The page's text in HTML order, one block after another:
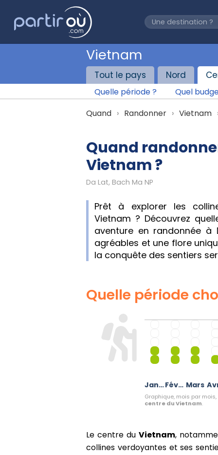
Vietnam
Tout le pays Nord
Quelle période ? Quel
Quand Randonner Vietnam
Quand
Vietnam ?
Da Lat, Bach Ma NP
Prêt à explorer les
Vietnam ? Découvrez
aventure en randonnée à
agréables et une flore
la conquête des sentiers
Quelle période
Janvier Février Mars
Graphique, mois par
centre du Vietnam.
Le centre du Vietnam,
collines verdoyantes et ses